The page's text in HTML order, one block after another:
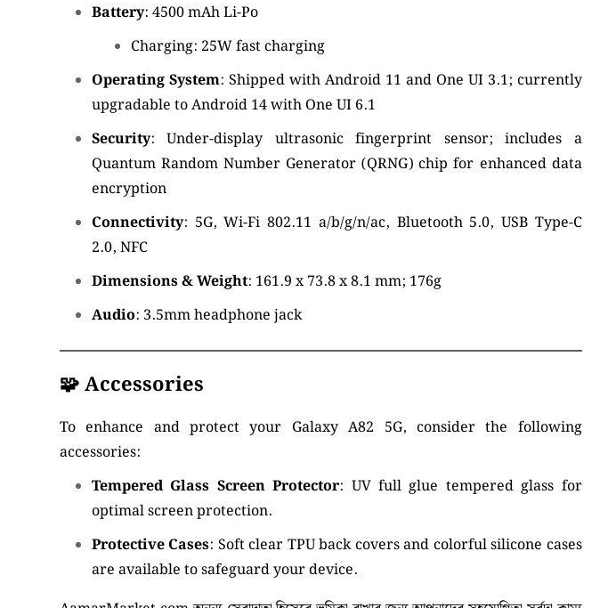
Battery: 4500 mAh Li-Po
Charging: 25W fast charging
Operating System: Shipped with Android 11 and One UI 3.1; currently
upgradable to Android 14 with One UI 6.1
Security:Under-display ultrasonic fingerprint sensor; includes a
Quantum Random Number Generator (QRNG) chip for enhanced data
encryption
Connectivity: 5G, Wi-Fi 802.11 a/b/g/n/ac, Bluetooth 5.0, USB Type-C
2.0, NFC
Dimensions & Weight: 161.9 x 73.8 x 8.1 mm; 176g
Audio: 3.5mm headphone jack
🧩 Accessories
To enhance and protect your Galaxy A82 5G, consider the following
accessories:
Tempered Glass Screen Protector: UV full glue tempered glass for
optimal screen protection.
Protective Cases: Soft clear TPU back covers and colorful silicone cases
are available to safeguard your device.